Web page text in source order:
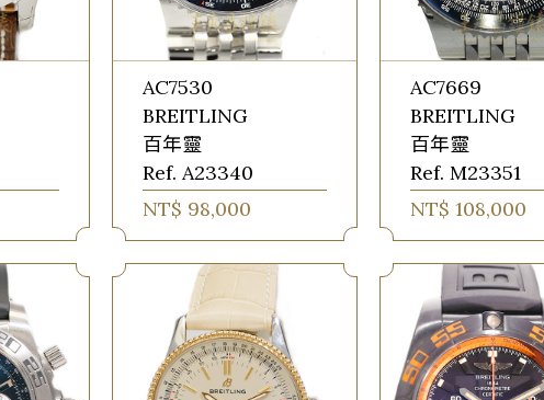
AC7530
BREITLING
百年靈
Ref. A23340
NT$ 98,000
AC7669
BREITLING
百年靈
Ref. M23351
NT$ 108,000